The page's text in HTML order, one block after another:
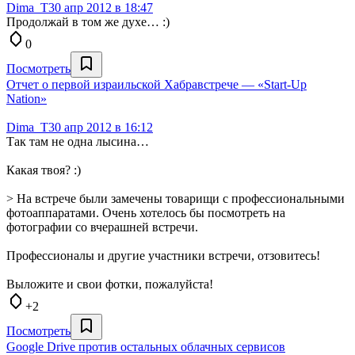
Dima_T30 апр 2012 в 18:47
Продолжай в том же духе… :)
0
Посмотреть
Отчет о первой израильской Хабравстрече — «Start-Up
Nation»
Dima_T30 апр 2012 в 16:12
Так там не одна лысина…
Какая твоя? :)
> На встрече были замечены товарищи с профессиональными
фотоаппаратами. Очень хотелось бы посмотреть на
фотографии со вчерашней встречи.
Профессионалы и другие участники встречи, отзовитесь!
Выложите и свои фотки, пожалуйста!
+2
Посмотреть
Google Drive против остальных облачных сервисов